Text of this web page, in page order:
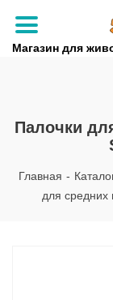
Магазин для
Палочки
Главная -
для средних